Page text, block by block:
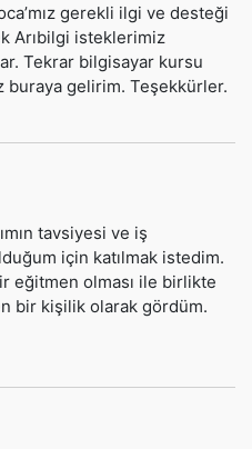
gerekli ilgi ve desteği
Arıbilgi isteklerimiz
Tekrar bilgisayar kursu
gelirim. Teşekkürler.
tavsiyesi ve iş
için katılmak istedim.
eğitmen olması ile birlikte
bir kişilik olarak gördüm.